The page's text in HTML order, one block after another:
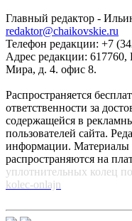
Главный редактор -
redaktor@chaikovskie.ru
Телефон редакции: +7
Адрес редакции: 617760,
Мира, д. 4. офис 8.
Распространяется
ответственности за
содержащейся в
пользователей сайта.
информации. Материалы
распространяются на
уплотнительных колец
kolec-onlajn